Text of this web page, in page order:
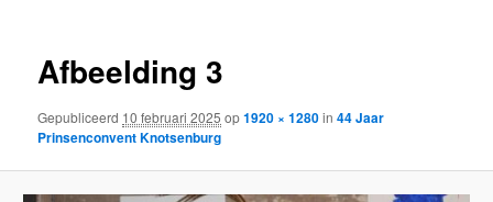
Afbeelding 3
Gepubliceerd 10 februari 2025 op1920 × 1280in44 Jaar
Prinsenconvent Knotsenburg